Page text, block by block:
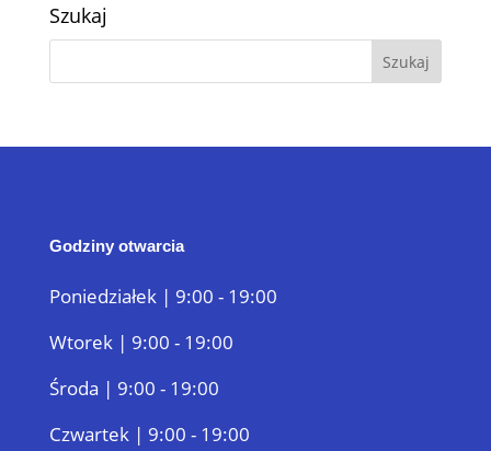
Szukaj
Godziny otwarcia
Poniedziałek | 9:00 - 19:00
Wtorek | 9:00 - 19:00
Środa | 9:00 - 19:00
Czwartek | 9:00 - 19:00